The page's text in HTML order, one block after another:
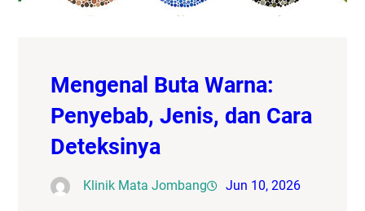
Mengenal Buta Warna:
Penyebab, Jenis, dan Cara
Deteksinya
Klinik Mata Jombang Jun 10, 2026